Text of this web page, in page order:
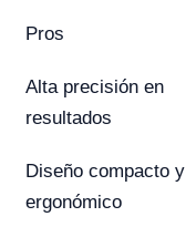
Pros
Alta precisión en
resultados
Diseño compacto y
ergonómico